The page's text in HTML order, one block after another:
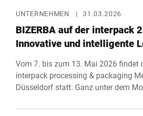
Automatisierungslösungen reale
Handel und Industrie verbessern. Mit
Investition von rund 1,5 Millionen
sprungsort und heutigen Hauptsitz.
UNTERNEHMEN | 31.03.2026
BIZERBA auf der interpack
Innovative und intelligente
und
Vom 7. bis zum 13. Mai 2026 findet
interpack processing & packaging
Düsseldorf statt. Ganz unter dem
End-of-Line-Prozesse sowie